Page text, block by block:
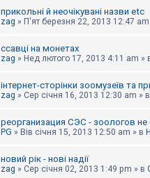
прикольні й неочікувані назви etc
zag » П'ят березня 22, 2013 12:47 am
ссавці на монетах
zag » Нед лютого 17, 2013 4:11 am »
інтернет-сторінки зоомузеїв та
zag » Сер січня 16, 2013 12:30 am » в
реорганизация СЭС - зоологов
PG » Вів січня 15, 2013 12:50 am » в
новий рік - нові надії
zag » Сер січня 02, 2013 1:49 pm » в